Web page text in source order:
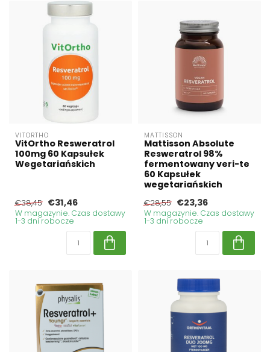
VITORTHO
VitOrtho Resweratrol
100mg 60 Kapsułek
Wegetariańskich
€38,45 €31,46
W magazynie. Czas dostawy
1-3 dni robocze
MATTISSON
Mattisson Absolute
Resweratrol 98%
fermentowany veri-te
60 Kapsułek
wegetariańskich
€28,55 €23,36
W magazynie. Czas dostawy
1-3 dni robocze